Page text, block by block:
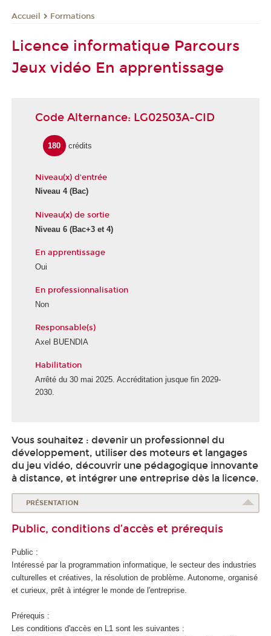
Accueil Formations
Licence informatique Parcours
Jeux vidéo En apprentissage
Code Alternance: LG02503A-CID
180 crédits
Niveau(x) d'entrée
Niveau 4 (Bac)
Niveau(x) de sortie
Niveau 6 (Bac+3 et 4)
En apprentissage
Oui
En professionnalisation
Non
Responsable(s)
Axel BUENDIA
Habilitation
Arrêté du 30 mai 2025. Accréditation jusque fin 2029-
2030.
Vous souhaitez : devenir un professionnel du
développement, utiliser des moteurs et langages
du jeu vidéo, découvrir une pédagogique innovante
à distance, et intégrer une entreprise dès la licence.
PRÉSENTATION
Public, conditions d’accès et prérequis
Public :
Intéressé par la programmation informatique, le secteur des industries
culturelles et créatives, la résolution de problème. Autonome, organisé
et curieux, prêt à intégrer le monde de l'entreprise.
Prérequis :
Les conditions d'accès en L1 sont les suivantes :